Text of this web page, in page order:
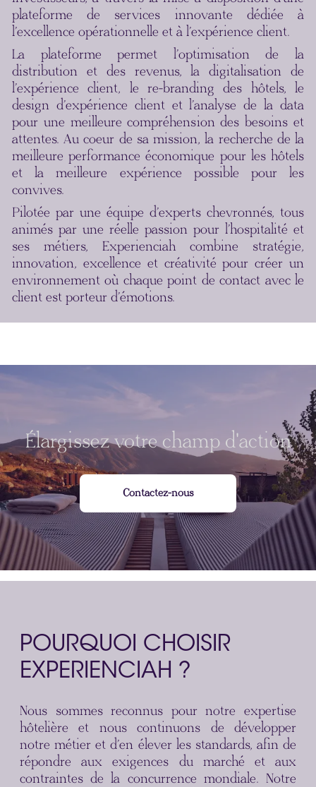
plateforme de services innovante dédiée à
l’excellence opérationnelle et à l’expérience client.
La plateforme permet l’optimisation de la
distribution et des revenus, la digitalisation de
l’expérience client, le re-branding des hôtels, le
design d’expérience client et l’analyse de la data
pour une meilleure compréhension des besoins et
attentes. Au coeur de sa mission, la recherche de la
meilleure performance économique pour les hôtels
et la meilleure expérience possible pour les
convives.
Pilotée par une équipe d’experts chevronnés, tous
animés par une réelle passion pour l’hospitalité et
ses métiers, Experienciah combine stratégie,
innovation, excellence et créativité pour créer un
environnement où chaque point de contact avec le
client est porteur d’émotions.
Élargissez votre champ d'action
Contactez-nous
POURQUOI CHOISIR
EXPERIENCIAH ?
Nous sommes reconnus pour notre expertise
hôtelière et nous continuons de développer
notre métier et d’en élever les standards, afin de
répondre aux exigences du marché et aux
contraintes de la concurrence mondiale. Notre